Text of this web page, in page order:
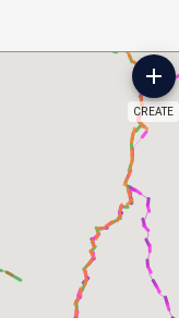
CREATE